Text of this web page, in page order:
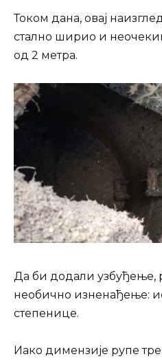
Током дана, овај
стално ширио и
од 2 метра.
Да би додали узбуђење,
необично изненађење:
степенице.
Иако димензије рупе